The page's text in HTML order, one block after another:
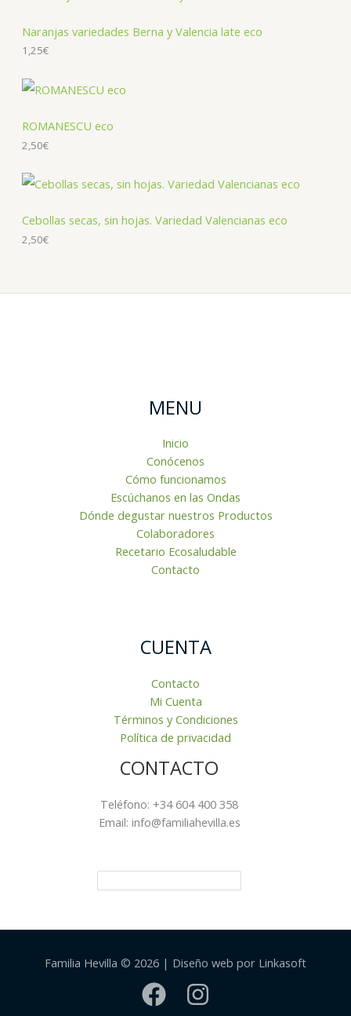
Naranjas variedades Berna y Valencia late eco
1,25€
ROMANESCU eco
2,50€
Cebollas secas, sin hojas. Variedad Valencianas eco
2,50€
MENU
Inicio
Conócenos
Cómo funcionamos
Escúchanos en las Ondas
Dónde degustar nuestros Productos
Colaboradores
Recetario Ecosaludable
Contacto
CUENTA
Contacto
Mi Cuenta
Términos y Condiciones
Política de privacidad
CONTACTO
Teléfono: +34 604 400 358
Email: info@familiahevilla.es
Familia Hevilla © 2026 | Diseño web por Linkasoft